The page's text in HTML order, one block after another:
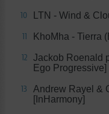
10 LTN - Wind &
11 KhoMha - Tierra
12
Jackob Roenald
Ego Progressive]
13
Andrew Rayel &
[InHarmony]